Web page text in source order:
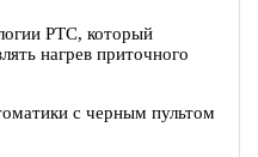
PTC, который
нагрев приточного
с черным пультом